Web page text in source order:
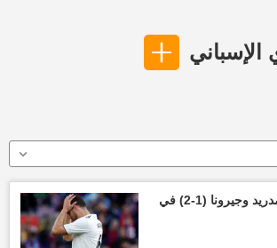
الإسباني
أهداف مباراة ريال مدريد وجيرونا (1-2) في